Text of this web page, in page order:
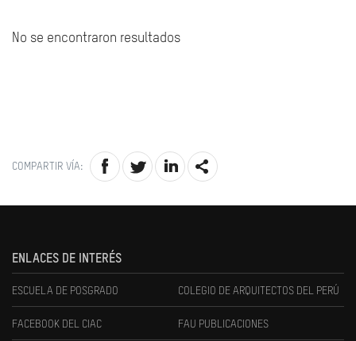
No se encontraron resultados
COMPARTIR VÍA:
ENLACES DE INTERÉS
ESCUELA DE POSGRADO COLEGIO DE ARQUITECTOS DEL PERÚ
FACEBOOK DEL CIAC FAU PUBLICACIONES